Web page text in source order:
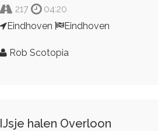
217
04:20
Eindhoven
Eindhoven
Rob Scotopia
IJsje halen Overloon